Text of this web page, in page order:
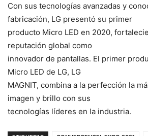
Con sus tecnologías avanzadas y
fabricación, LG presentó su primer
producto Micro LED en 2020,
reputación global como
innovador de pantallas. El primer
Micro LED de LG, LG
MAGNIT, combina a la perfección la
imagen y brillo con sus
tecnologías líderes en la industria.